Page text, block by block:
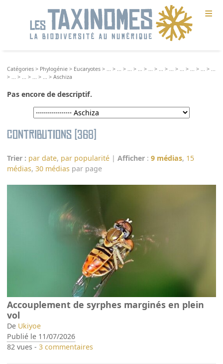
≡
Catégories > Phylogénie > Eucaryotes > > > > > > > > > > >
>
> > > >Aschiza
Pas encore de descriptif.
Contributions (368)
Trier : par date, par popularité |Afficher :9 médias, 15
médias,30 médias par page
Accouplement de syrphes marginés en plein
vol
De Ukiyoe
Publié le 11/07/2026
82 vues -3 commentaires